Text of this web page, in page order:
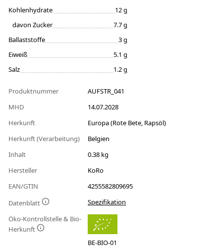
Kohlenhydrate
12 g
davon Zucker
7.7 g
Ballaststoffe
3 g
Eiweiß
5.1 g
Salz
1.2 g
Produktnummer
AUFSTR_041
MHD
14.07.2028
Herkunft
Europa (Rote Bete, Rapsöl)
Herkunft (Verarbeitung)
Belgien
Inhalt
0.38 kg
Hersteller
KoRo
EAN/GTIN
4255582809695
Datenblatt
Spezifikation
Öko-Kontrollstelle & Bio-
Herkunft
BE-BIO-01